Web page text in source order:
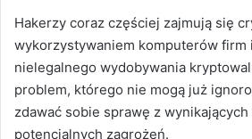
Hakerzy coraz częściej zajmują się
wykorzystywaniem komputerów firm
nielegalnego wydobywania
problem, którego nie mogą już
zdawać sobie sprawę z wynikających
potencjalnych zagrożeń.